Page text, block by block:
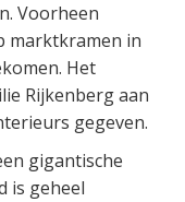
Voorheen
marktkramen in
Het
Rijkenberg aan
gegeven.
gigantische
is geheel